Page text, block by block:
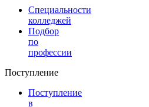
Специальности
колледжей
Подбор
по
профессии
Поступление
Поступление
в